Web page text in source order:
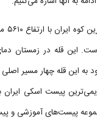
به این قله چهار مسیر اصلی
پیست‌های آموزشی و